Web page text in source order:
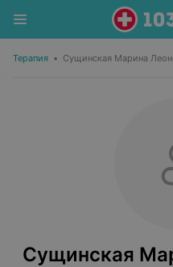
Терапия • Сущинская Марина
Сущинская